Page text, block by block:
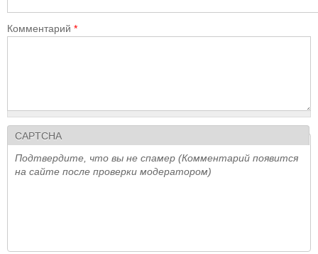
Комментарий *
CAPTCHA
Подтвердите, что вы не спамер (Комментарий появится
на сайте после проверки модератором)